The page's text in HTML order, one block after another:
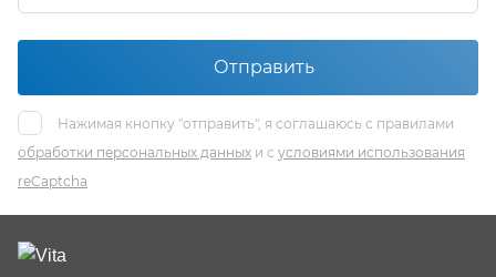
Отправить
Нажимая кнопку "отправить", я соглашаюсь с правилами
обработки персональных данных и с условиями использования
reCaptcha